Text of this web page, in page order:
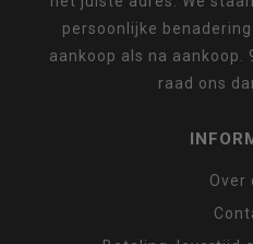
persoonlijke
aankoop als na aankoop.
raad ons
Over